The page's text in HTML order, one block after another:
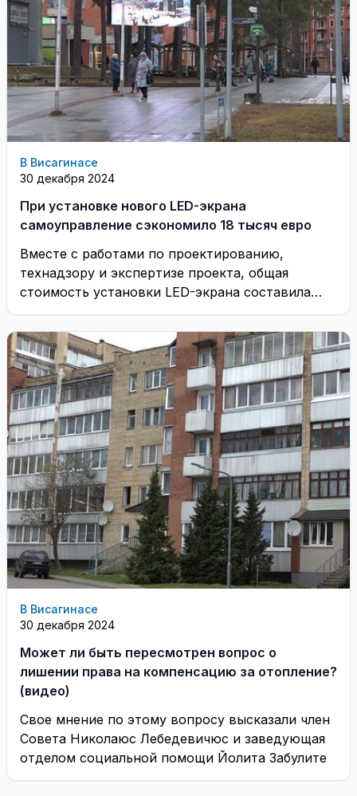
В Висагинасе
30 декабря 2024
При установке нового LED-экрана
самоуправление сэкономило 18 тысяч евро
Вместе с работами по проектированию,
технадзору и экспертизе проекта, общая
стоимость установки LED-экрана составила
144 646 евро
В Висагинасе
30 декабря 2024
Может ли быть пересмотрен вопрос о
лишении права на компенсацию за отопление?
(видео)
Свое мнение по этому вопросу высказали член
Совета Николаюс Лебедевичюс и заведующая
отделом социальной помощи Йолита Забулите